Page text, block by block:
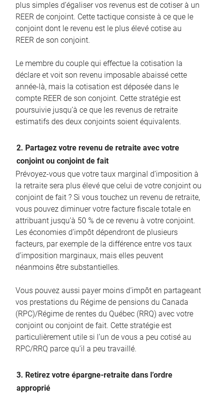
plus simples d’égaliser vos revenus est de cotiser à un
REER de conjoint. Cette tactique consiste à ce que le
conjoint dont le revenu est le plus élevé cotise au
REER de son conjoint.
Le membre du couple qui effectue la cotisation la
déclare et voit son revenu imposable abaissé cette
année-là, mais la cotisation est déposée dans le
compte REER de son conjoint. Cette stratégie est
poursuivie jusqu’à ce que les revenus de retraite
estimatifs des deux conjoints soient équivalents.
2. Partagez votre revenu de retraite avec votre
conjoint ou conjoint de fait
Prévoyez-vous que votre taux marginal d’imposition à
la retraite sera plus élevé que celui de votre conjoint ou
conjoint de fait ? Si vous touchez un revenu de retraite,
vous pouvez diminuer votre facture fiscale totale en
attribuant jusqu’à 50 % de ce revenu à votre conjoint.
Les économies d’impôt dépendront de plusieurs
facteurs, par exemple de la différence entre vos taux
d’imposition marginaux, mais elles peuvent
néanmoins être substantielles.
Vous pouvez aussi payer moins d’impôt en partageant
vos prestations du Régime de pensions du Canada
(RPC)/Régime de rentes du Québec (RRQ) avec votre
conjoint ou conjoint de fait. Cette stratégie est
particulièrement utile si l’un de vous a peu cotisé au
RPC/RRQ parce qu’il a peu travaillé.
3. Retirez votre épargne-retraite dans l’ordre
approprié